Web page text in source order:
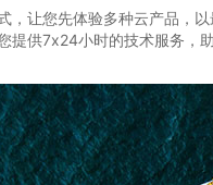
，让您先体验多种云产品，
提供7x24小时的技术服务，